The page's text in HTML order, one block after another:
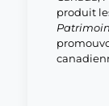
produit